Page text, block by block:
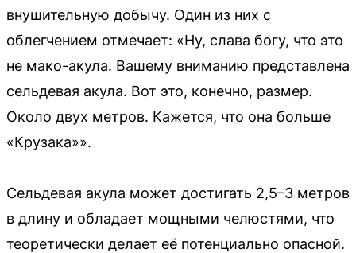
внушительную добычу. Один из них с
облегчением отмечает: «Ну, слава богу, что это
не мако-акула. Вашему вниманию представлена
сельдевая акула. Вот это, конечно, размер.
Около двух метров. Кажется, что она больше
«Крузака»».
Сельдевая акула может достигать 2,5–3 метров
в длину и обладает мощными челюстями, что
теоретически делает её потенциально опасной.